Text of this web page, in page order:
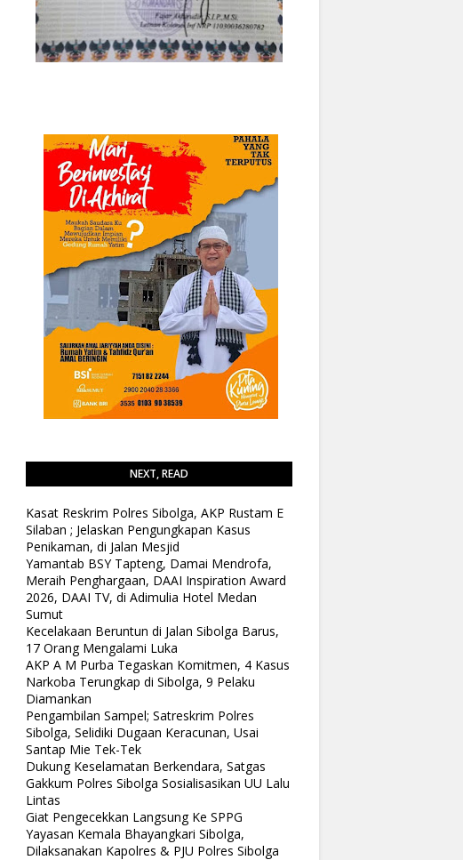
NEXT, READ
Kasat Reskrim Polres Sibolga, AKP Rustam E
Silaban ; Jelaskan Pengungkapan Kasus
Penikaman, di Jalan Mesjid
Yamantab BSY Tapteng, Damai Mendrofa,
Meraih Penghargaan, DAAI Inspiration Award
2026, DAAI TV, di Adimulia Hotel Medan
Sumut
Kecelakaan Beruntun di Jalan Sibolga Barus,
17 Orang Mengalami Luka
AKP A M Purba Tegaskan Komitmen, 4 Kasus
Narkoba Terungkap di Sibolga, 9 Pelaku
Diamankan
Pengambilan Sampel; Satreskrim Polres
Sibolga, Selidiki Dugaan Keracunan, Usai
Santap Mie Tek-Tek
Dukung Keselamatan Berkendara, Satgas
Gakkum Polres Sibolga Sosialisasikan UU Lalu
Lintas
Giat Pengecekkan Langsung Ke SPPG
Yayasan Kemala Bhayangkari Sibolga,
Dilaksanakan Kapolres & PJU Polres Sibolga